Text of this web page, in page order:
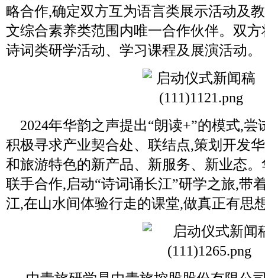
略合作,确定双方互为语言类展示活动及
文综合素养类范围内唯一合作伙伴。双
诗词类研学活动、学习课程及展演活动。
2024年华韵之声提出“朗读+”的模式,尝
积极寻求产业契合处、联结点,策划开发
和旅游特色的新产品、新服务、新业态
联手合作,启动“诗词诵长江”研学之旅,带
江,在山水间体验行走的课堂,做真正有思